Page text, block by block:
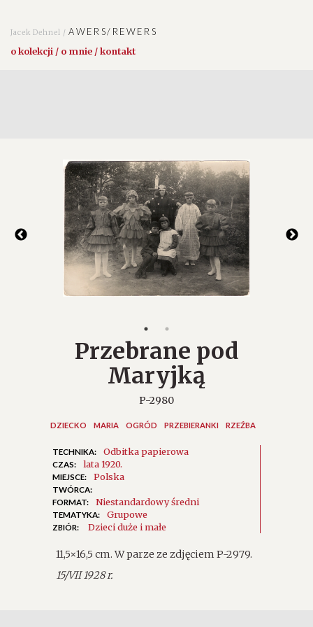
Jacek Dehnel /AWERS/REWERS
o kolekcji / o mnie / kontakt
Przebrane pod
Maryjką
P-2980
DZIECKO MARIA OGRÓD PRZEBIERANKI RZEŹBA
TECHNIKA: Odbitka papierowa
CZAS: lata 1920.
MIEJSCE: Polska
TWÓRCA:
FORMAT:
Niestandardowy średni
TEMATYKA: Grupowe
ZBIÓR: Dzieci duże i małe
11,5×16,5 cm. W parze ze zdjęciem P-2979.
15/VII 1928 r.